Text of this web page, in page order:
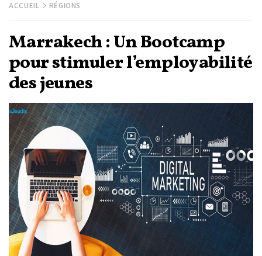
ACCUEIL RÉGIONS
Marrakech : Un Bootcamp
pour stimuler l’employabilité
des jeunes